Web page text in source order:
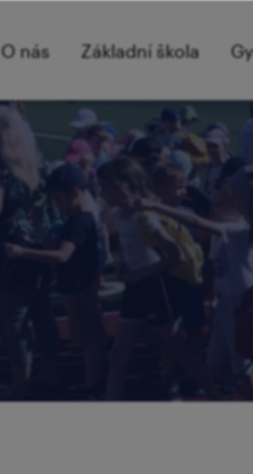
O nás Základní škola